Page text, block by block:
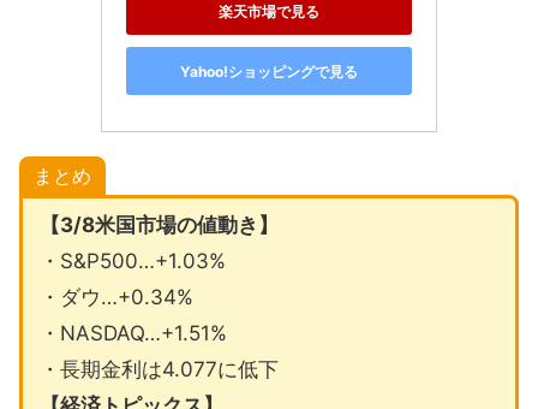
楽天市場で見る
Yahoo!ショッピングで見る
まとめ
【3/8米国市場の値動き】
・S&P500…+1.03%
・ダウ…+0.34%
・NASDAQ…+1.51%
・長期金利は4.077に低下